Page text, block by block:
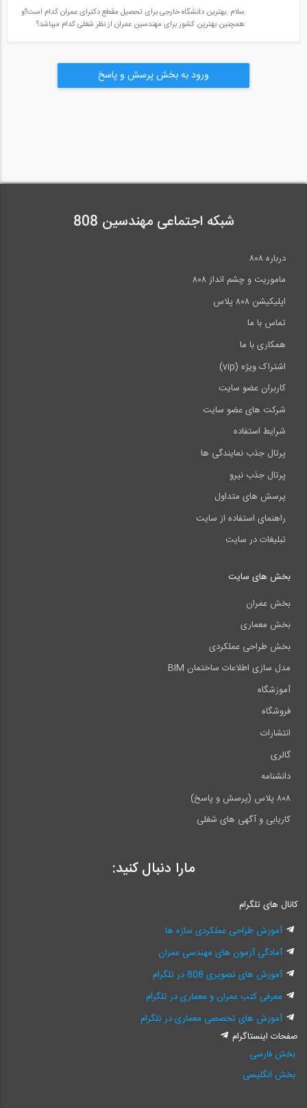
سلام .بهترین دانشگاه خارجی برای تحصیل مقطع دکترای عمران کدام است؟و
همچنین بهترین کشور برای مهندسین عمران از نظر شغلی کدام میباشد؟
ورود به بخش پرسش و پاسخ
شبکه اجتماعی مهندسین 808
درباره ۸۰۸
ماموریت و چشم انداز ۸۰۸
اپلیکیشن ۸۰۸ پلاس
تماس با ما
همکاری با ما
اشتراک ویژه (vip)
کاربران عضو سایت
شرکت های عضو سایت
شرایط استفاده
پرتال جذب نمایندگی ها
پرتال جذب نیرو
پرسش های متداول
راهنمای استفاده از سایت
تبلیغات در سایت
بخش های سایت
بخش عمران
بخش معماری
بخش طراحی عملکردی
مدل سازی اطلاعات ساختمان BIM
آموزشگاه
فروشگاه
انتشارات
گالری
دانشنامه
۸۰۸ پلاس (پرسش و پاسخ)
کاریابی و آگهی های شغلی
مارا دنبال کنید:
کانال های تلگرام
آموزش طراحی عملکردی سازه ها
آمادگی آزمون های مهندسی عمران
آموزش های تصویری 808 در تلگرام
معرفی کتب عمران و معماری در تلگرام
آموزش های تخصصی معماری در تلگرام
صفحات اینستاگرام
بخش فارسی
بخش انگلیسی